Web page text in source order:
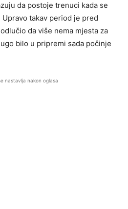
da postoje trenuci kada se
takav period je pred
da više nema mjesta za
bilo u pripremi sada počinje
nastavlja nakon oglasa